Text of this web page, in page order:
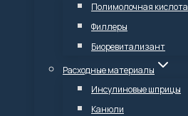
Полимолочная кислота
Филлеры
Биоревитализант
Расходные материалы
Инсулиновые шприцы
Канюли